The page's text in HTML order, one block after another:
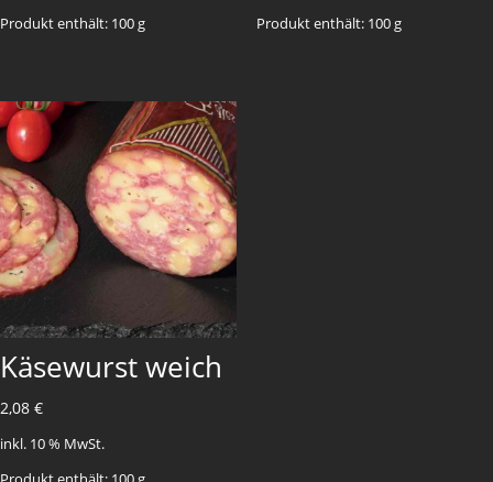
Produkt enthält: 100g
Produkt enthält: 100g
Käsewurst weich
2,08 €
inkl. 10 % MwSt.